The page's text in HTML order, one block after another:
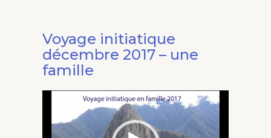
Voyage initiatique
décembre 2017 – une
famille